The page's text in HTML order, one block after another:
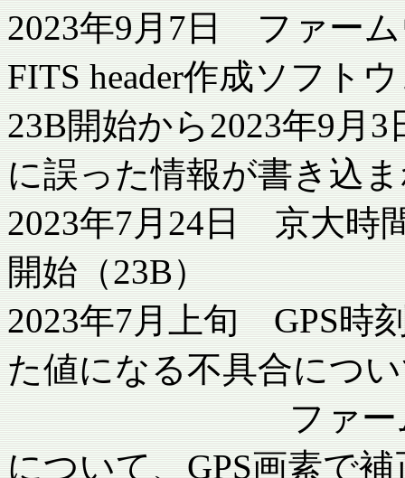
2023年9月7日 ファー
FITS header作成ソフト
23B開始から2023年9月
に誤った情報が書き込
2023年7月24日 京大時
開始（23B）
2023年7月上旬 GPS時
た値になる不具合につ
ファームウェア
について、GPS画素で